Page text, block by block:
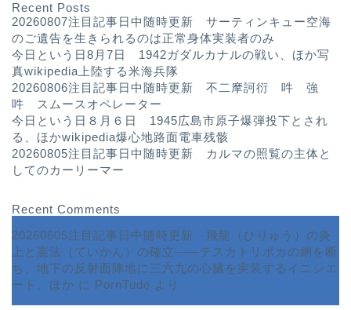
Recent Posts
20260807注目記事日中随時更新 サーティンキュー空海
のご遺告を生きられるのは正常身体実装者のみ
今日という日8月7日 1942ガダルカナルの戦い、ほか写
真wikipedia上陸する米海兵隊
20260806注目記事日中随時更新 不二摩訶衍 吽 強
吽 スムースオペレーター
今日という日８月６日 1945広島市原子爆弾投下とされ
る、ほかwikipedia爆心地路面電車残骸
20260805注目記事日中随時更新 カルマの照覧の主体と
してのカーリーマー
Recent Comments
20260605注目記事日中随時更新 飛龍（ひりゅう）の炎
上と憲法（ていかん）の確立――テスカトリポカの網を断
ち、地下の反射面陣地に三六九の心臓を実装するイニシエ
ート、ほか に PornTude より